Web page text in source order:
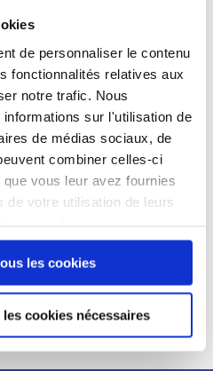
de personnaliser le contenu
fonctionnalités relatives aux
notre trafic. Nous
sur l'utilisation de
de médias sociaux, de
combiner celles-ci
vous leur avez fournies
de votre utilisation de leurs
Web.
les cookies
cookies nécessaires
: